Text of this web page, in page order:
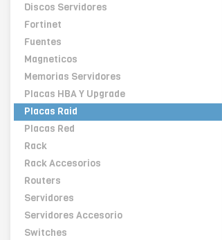
Discos Servidores
Fortinet
Fuentes
Magneticos
Memorias Servidores
Placas HBA Y Upgrade
Placas Raid
Placas Red
Rack
Rack Accesorios
Routers
Servidores
Servidores Accesorio
Switches